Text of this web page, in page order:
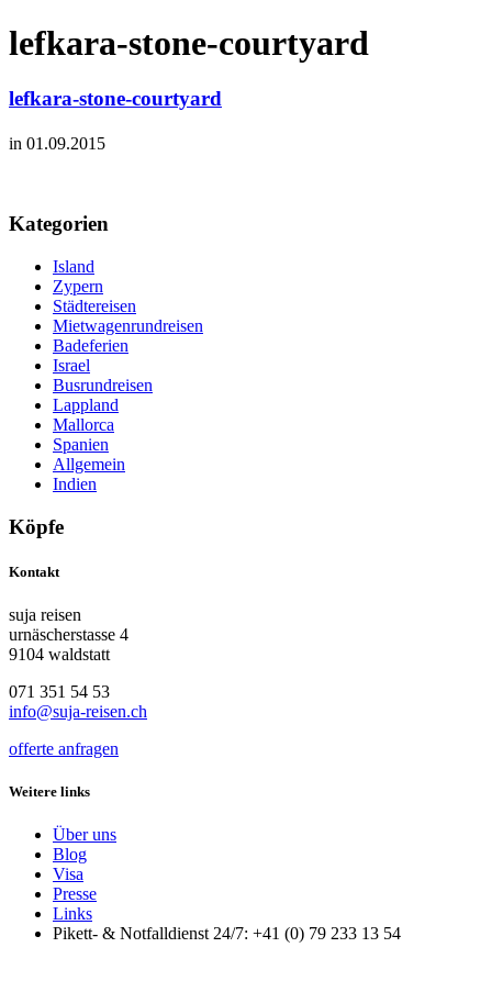
lefkara-stone-courtyard
lefkara-stone-courtyard
in 01.09.2015
Kategorien
Island
Zypern
Städtereisen
Mietwagenrundreisen
Badeferien
Israel
Busrundreisen
Lappland
Mallorca
Spanien
Allgemein
Indien
Köpfe
Kontakt
suja reisen
urnäscherstasse 4
9104 waldstatt
071 351 54 53
info@suja-reisen.ch
offerte anfragen
Weitere links
Über uns
Blog
Visa
Presse
Links
Pikett- & Notfalldienst 24/7: +41 (0) 79 233 13 54